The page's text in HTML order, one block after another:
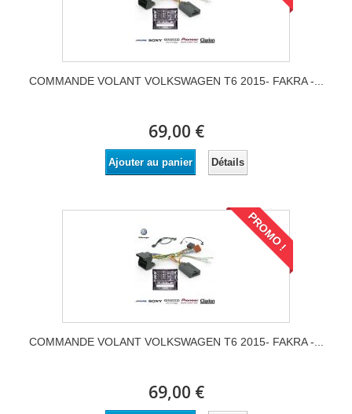
COMMANDE VOLANT VOLKSWAGEN T6 2015- FAKRA -...
69,00 €
Ajouter au panier Détails
PROMO !
COMMANDE VOLANT VOLKSWAGEN T6 2015- FAKRA -...
69,00 €